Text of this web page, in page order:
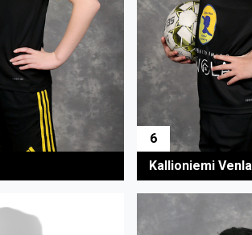
6
Kallioniemi Venla